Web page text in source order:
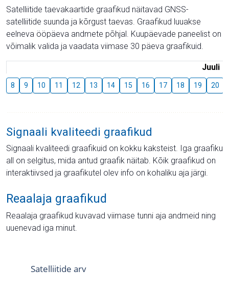
Satelliitide taevakaartide graafikud näitavad GNSS-
satelliitide suunda ja kõrgust taevas. Graafikud luuakse
eelneva ööpäeva andmete põhjal. Kuupäevade paneelist on
võimalik valida ja vaadata viimase 30 päeva graafikuid.
Juuli
8 9 10 11 12 13 14 15 16 17 18 19 20
Signaali kvaliteedi graafikud
Signaali kvaliteedi graafikuid on kokku kaksteist. Iga graafiku
all on selgitus, mida antud graafik näitab. Kõik graafikud on
interaktiivsed ja graafikutel olev info on kohaliku aja järgi.
Reaalaja graafikud
Reaalaja graafikud kuvavad viimase tunni aja andmeid ning
uuenevad iga minut.